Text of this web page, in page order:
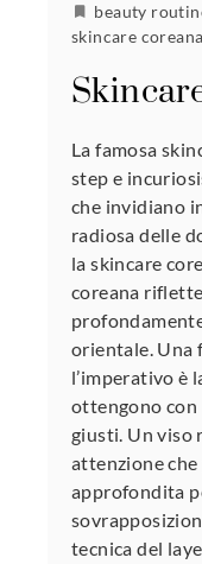
beauty
skincare coreana
La famosa
step e
che invidiano
radiosa delle
la skincare
coreana
orientale. Una
l’imperativo è
ottengono
giusti. Un viso
attenzione
approfondita
tecnica del